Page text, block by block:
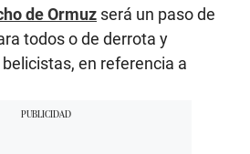
de Ormuz será un paso de
todos o de derrota y
en referencia a